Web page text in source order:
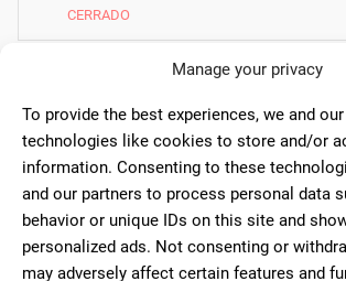
Manage your privacy
To provide the best experiences, we and
technologies like cookies to store and/or
information. Consenting to these
and our partners to process personal data
behavior or unique IDs on this site and
personalized ads. Not consenting or
may adversely affect certain features and
CERRADO
6 Comentarios
Salvador
Rapidez y buen
inmejorable.